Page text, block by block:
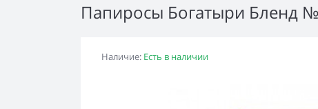
Папиросы Богатыри Бленд
Наличие: Есть в наличии